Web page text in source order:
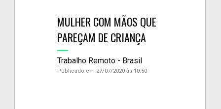
MULHER COM MÃOS QUE
PAREÇAM DE CRIANÇA
Trabalho Remoto - Brasil
Publicado em 27/07/2020 às 10:50